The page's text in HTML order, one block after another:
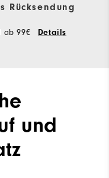
Rücksendung
ab 99€ Details
und